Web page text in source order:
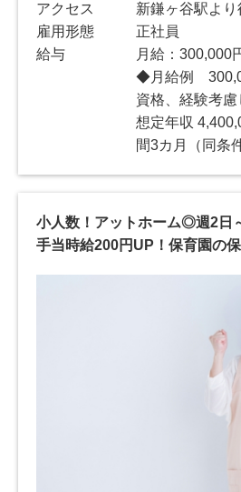
アクセス
新鎌ヶ谷駅より
雇用形態
正社員
給与
月給：300,000
◆月給例
資格、経験考
想定年収
間3カ月（同条
小人数！アットホーム◎週2日
手当時給200円UP！保育園の